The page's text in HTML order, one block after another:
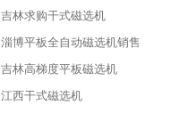
吉林求购干式磁选机
淄博平板全自动磁选机销售
吉林高梯度平板磁选机
江西干式磁选机